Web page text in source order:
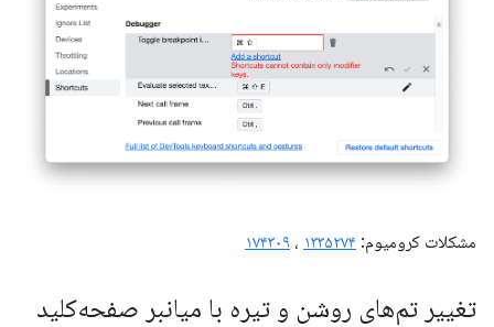
مشکلات کرومیوم: ۱۳۳۵۲۷۴ ، ۱۷۴۳۰۹
تغییر تم‌های روشن و تیره با میانبر صفحه‌کلید